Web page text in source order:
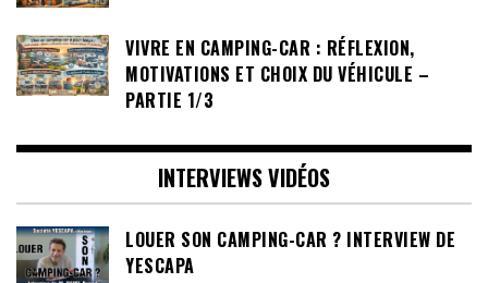
VIVRE EN CAMPING-CAR : RÉFLEXION,
MOTIVATIONS ET CHOIX DU VÉHICULE –
PARTIE 1/3
INTERVIEWS VIDÉOS
LOUER SON CAMPING-CAR ? INTERVIEW DE
YESCAPA